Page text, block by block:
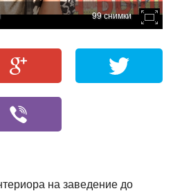
99 снимки
на заведение до